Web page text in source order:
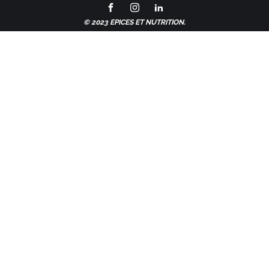
© 2023 EPICES ET NUTRITION.